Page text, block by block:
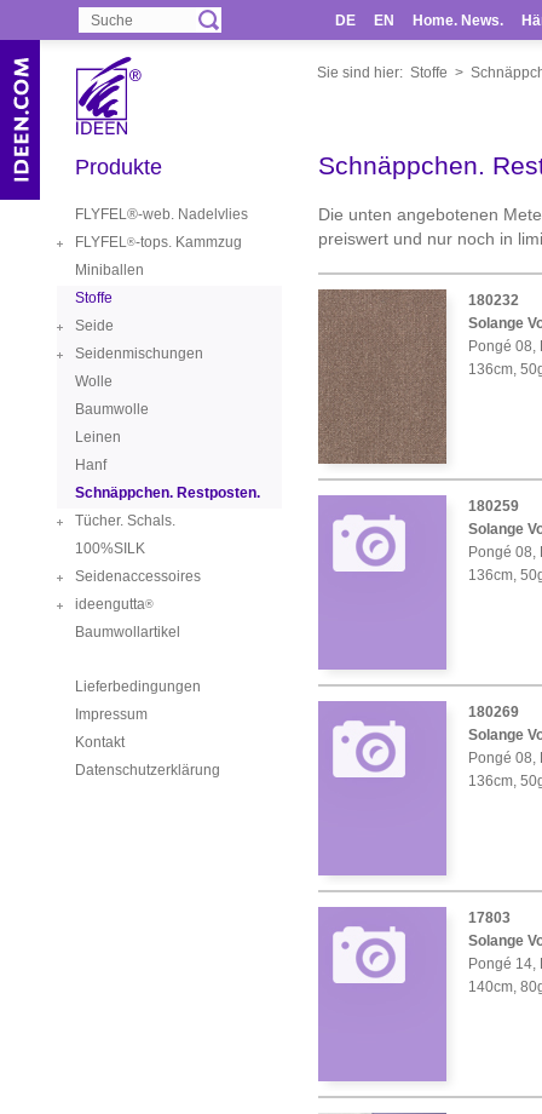
DE EN Home. News.
Sie sind hier: Stoffe >
Produkte
FLYFEL®-web. Nadelvlies
FLYFEL®-tops. Kammzug
Miniballen
Stoffe
Seide
Seidenmischungen
Wolle
Baumwolle
Leinen
Hanf
Schnäppchen. Restposten.
Tücher. Schals.
100%SILK
Seidenaccessoires
ideengutta®
Baumwollartikel
Lieferbedingungen
Impressum
Kontakt
Datenschutzerklärung
Schnäppchen.
Die unten angebotenen
preiswert und nur noch in
180232
Solange
Pongé 08,
136cm,
180259
Solange
Pongé
136cm,
180269
Solange
Pongé
136cm,
17803
Solange
Pongé 14,
140cm,